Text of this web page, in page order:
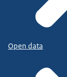
Open data